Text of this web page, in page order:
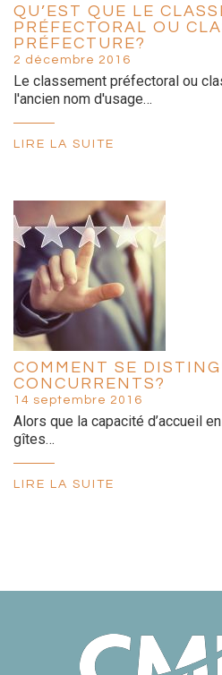
QU’EST QUE LE
PRÉFECTORAL OU
PRÉFECTURE?
2 décembre 2016
Le classement préfectoral ou
l'ancien nom d'usage…
LIRE LA SUITE
COMMENT SE
CONCURRENTS?
14 septembre 2016
Alors que la capacité d’accueil
gîtes…
LIRE LA SUITE